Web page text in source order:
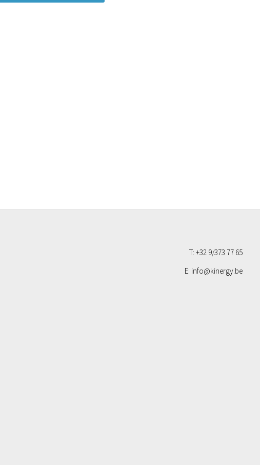
T: +32 9/373 77 65
E: info@kinergy.be